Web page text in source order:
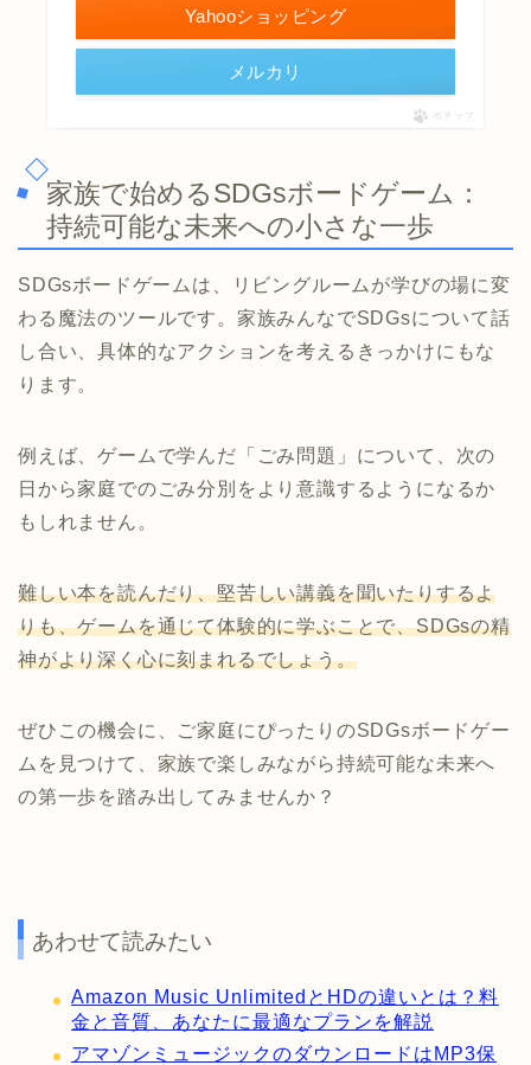
Yahooショッピング
メルカリ
ポチップ
家族で始めるSDGsボードゲーム：
持続可能な未来への小さな一歩
SDGsボードゲームは、リビングルームが学びの場に変
わる魔法のツールです。家族みんなでSDGsについて話
し合い、具体的なアクションを考えるきっかけにもな
ります。
例えば、ゲームで学んだ「ごみ問題」について、次の
日から家庭でのごみ分別をより意識するようになるか
もしれません。
難しい本を読んだり、堅苦しい講義を聞いたりするよ
りも、ゲームを通じて体験的に学ぶことで、SDGsの精
神がより深く心に刻まれるでしょう。
ぜひこの機会に、ご家庭にぴったりのSDGsボードゲー
ムを見つけて、家族で楽しみながら持続可能な未来へ
の第一歩を踏み出してみませんか？
あわせて読みたい
Amazon Music UnlimitedとHDの違いとは？料
金と音質、あなたに最適なプランを解説
アマゾンミュージックのダウンロードはMP3保